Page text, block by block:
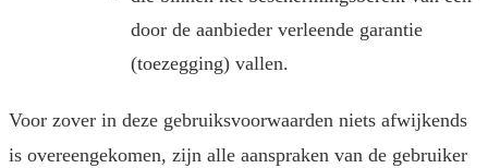
door de aanbieder verleende garantie
(toezegging) vallen.
Voor zover in deze gebruiksvoorwaarden niets afwijkends
is overeengekomen, zijn alle aanspraken van de gebruiker